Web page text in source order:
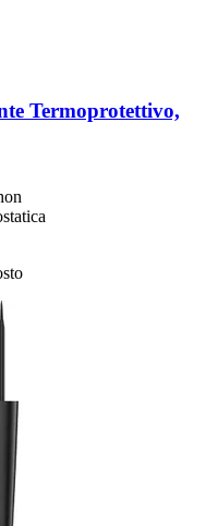
Termoprotettivo,